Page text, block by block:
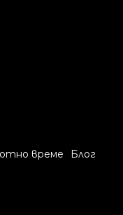
време Блог